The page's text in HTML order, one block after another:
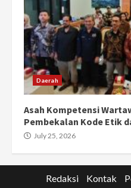
Daerah
Asah Kompetensi
Pembekalan Kode Etik
July 25, 2026
Redaksi Kontak